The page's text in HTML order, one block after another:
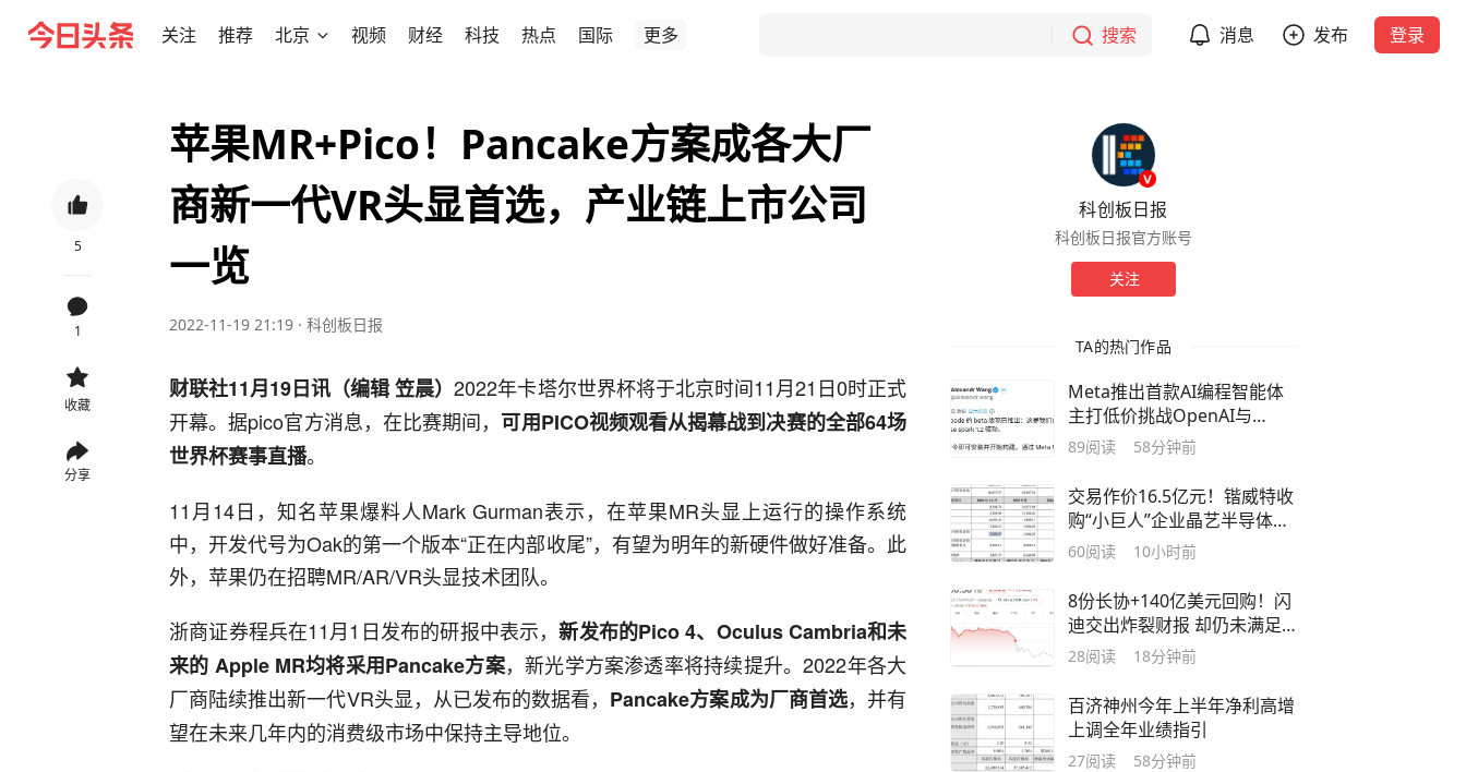
关注 推荐 北京 视频 财经 科技 热点 国际 更多 搜索 消息 发布 登录
5
1
收藏
分享
苹果MR+Pico！Pancake方案成各大厂
商新一代VR头显首选，产业链上市公司
一览
2022-11-19 21:19 · 科创板日报
财联社11月19日讯（编辑 笠晨）2022年卡塔尔世界杯将于北京时间11月21日0时正式
开幕。据pico官方消息，在比赛期间， 可用PICO视频观看从揭幕战到决赛的全部64场
世界杯赛事直播。
11月14日，知名苹果爆料人Mark Gurman表示，在苹果MR头显上运行的操作系统
中，开发代号为Oak的第一个版本“正在内部收尾”，有望为明年的新硬件做好准备。此
外，苹果仍在招聘MR/AR/VR头显技术团队。
浙商证券程兵在11月1日发布的研报中表示，新发布的Pico 4、Oculus Cambria和未
来的 Apple MR均将采用Pancake方案，新光学方案渗透率将持续提升。2022年各大
厂商陆续推出新一代VR头显，从已发布的数据看， Pancake方案成为厂商首选，并有
望在未来几年内的消费级市场中保持主导地位。
科创板日报
科创板日报官方账号
关注
TA的热门作品
Meta推出首款AI编程智能体
主打低价挑战OpenAI与
Anthropic
89阅读 58分钟前
交易作价16.5亿元！锴威特收
购“小巨人”企业晶艺半导体现
新进展
60阅读 10小时前
8份长协+140亿美元回购！闪
迪交出炸裂财报 却仍未满足
市场超高期待？
28阅读 18分钟前
百济神州今年上半年净利高增
上调全年业绩指引
27阅读 58分钟前